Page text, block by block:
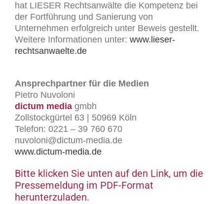
hat LIESER Rechtsanwälte die Kompetenz bei
der Fortführung und Sanierung von
Unternehmen erfolgreich unter Beweis gestellt.
Weitere Informationen unter: www.lieser-
rechtsanwaelte.de
Ansprechpartner für die Medien
Pietro Nuvoloni
dictum mediagmbh
Zollstockgürtel 63 | 50969 Köln
Telefon: 0221 – 39 760 670
nuvoloni@dictum-media.de
www.dictum-media.de
Bitte klicken Sie unten auf den Link, um die
Pressemeldung im PDF-Format
herunterzuladen.